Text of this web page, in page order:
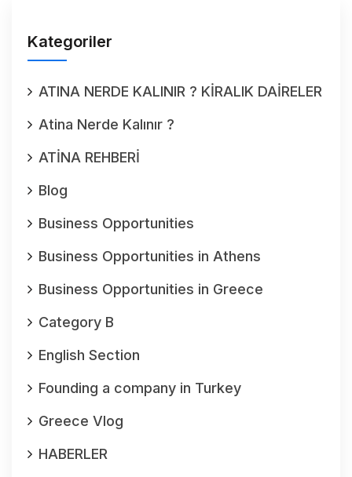
Kategoriler
ATINA NERDE KALINIR ? KİRALIK DAİRELER
Atina Nerde Kalınır ?
ATİNA REHBERİ
Blog
Business Opportunities
Business Opportunities in Athens
Business Opportunities in Greece
Category B
English Section
Founding a company in Turkey
Greece Vlog
HABERLER